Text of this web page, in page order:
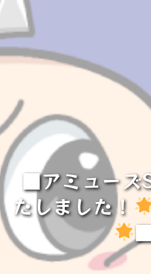
■アミューズ
たしました！